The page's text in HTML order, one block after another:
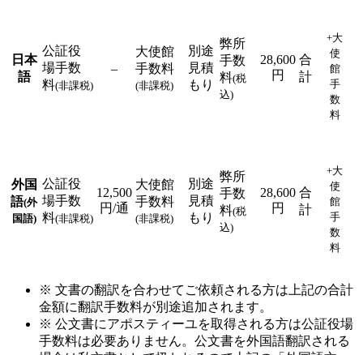
日本
語
公証役
場手数
料(非課税)
–
大使館
手数料
(非課税)
別途
見積
もり
弊所
手数
料(税
込)
28,600
円
合
計
+大
使
館
手
数
料
外国
語(外
国語)
公証役
場手数
料(非課税)
12,500
円/通
大使館
手数料
(非課税)
別途
見積
もり
弊所
手数
料(税
込)
28,600
円
合
計
+大
使
館
手
数
料
※ 文書の翻訳を合わせてご依頼される方は上記の合計
金額に翻訳手数料が別途追加されます。
※ 公文書にアポスティーユを取得される方は公証役場
手数料は必要ありません。公文書を外国語翻訳される